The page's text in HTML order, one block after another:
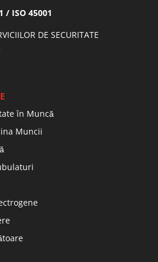
/ ISO 45001
în Muncă
Muncii